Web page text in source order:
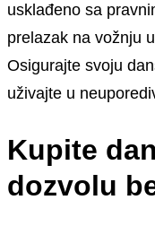
usklađeno sa
prelazak na vožnju
Osigurajte svoju
uživajte u
Kupite
dozvolu